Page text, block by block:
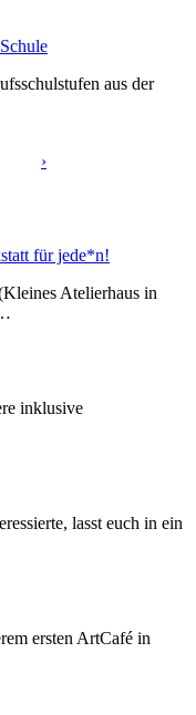
aus der
›
für jede*n!
Atelierhaus in
inklusive
lasst euch in ein
ersten ArtCafé in